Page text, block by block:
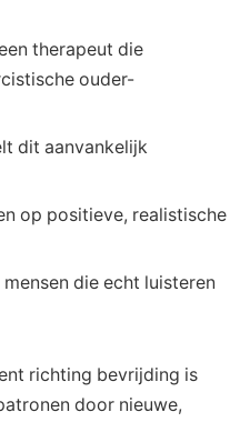
therapeut die
ouder-
dit aanvankelijk
op positieve, realistische
die echt luisteren
richting bevrijding is
door nieuwe,